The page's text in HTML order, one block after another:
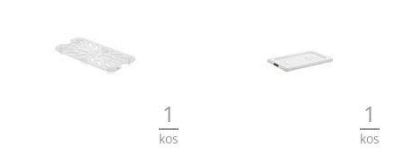
1
kos
1
kos